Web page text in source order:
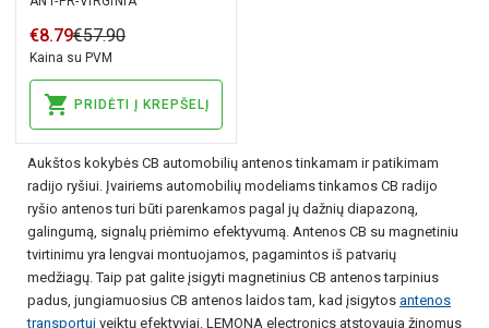
PRESIDENT VIRGINIA
490mm
€8.79€57.90
Kaina su PVM
PRIDĖTI Į KREPŠELĮ
Aukštos kokybės CB automobilių antenos tinkamam ir patikimam
radijo ryšiui. Įvairiems automobilių modeliams tinkamos CB radijo
ryšio antenos turi būti parenkamos pagal jų dažnių diapazoną,
galingumą, signalų priėmimo efektyvumą. Antenos CB su magnetiniu
tvirtinimu yra lengvai montuojamos, pagamintos iš patvarių
medžiagų. Taip pat galite įsigyti magnetinius CB antenos tarpinius
padus, jungiamuosius CB antenos laidos tam, kad įsigytos antenos
transportui veiktų efektyviai. LEMONA electronics atstovauja žinomus